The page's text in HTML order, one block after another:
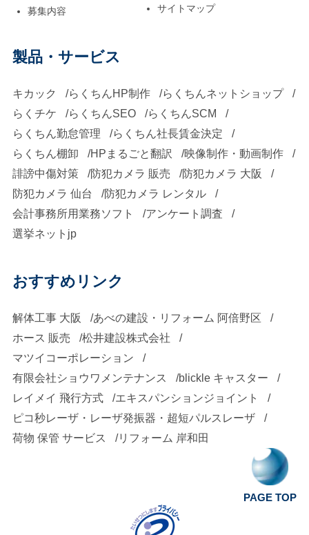
募集内容
サイトマップ
製品・サービス
キカック らくちんHP制作
らくちんネットショップ
らくチケ
らくちんSEO
らくちんSCM
らくちん勤怠管理
らくちん社長賃金決定
らくちん棚卸
HPまるごと翻訳
映像制作・動画制作
誹謗中傷対策
防犯カメラ 販売
防犯カメラ 大阪
防犯カメラ 仙台
防犯カメラ レンタル
会計事務所用業務ソフト
アンケート調査
選挙ネットjp
おすすめリンク
解体工事 大阪
あべの建設・リフォーム 阿倍野区
ホース 販売
松井建設株式会社
マツイコーポレーション
有限会社ショウワメンテナンス
blickle キャスター
レイメイ 飛行方式
エキスパンションジョイント
ピコ秒レーザ・レーザ発振器・超短パルスレーザ
荷物 保管 サービス
リフォーム 岸和田
PAGE TOP